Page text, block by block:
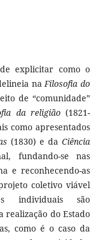
explicitar como o
naFilosofia do
de “comunidade”
da religião(1821-
como apresentados
(1830) e daCiência
fundando-se nas
e reconhecendo-as
coletivo viável
individuais são
realização do Estado
como é o caso da